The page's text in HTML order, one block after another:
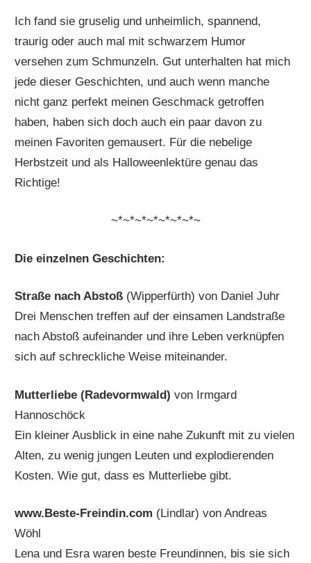
Ich fand sie gruselig und unheimlich, spannend,
traurig oder auch mal mit schwarzem Humor
versehen zum Schmunzeln. Gut unterhalten hat mich
jede dieser Geschichten, und auch wenn manche
nicht ganz perfekt meinen Geschmack getroffen
haben, haben sich doch auch ein paar davon zu
meinen Favoriten gemausert. Für die nebelige
Herbstzeit und als Halloweenlektüre genau das
Richtige!
~*~*~*~*~*~*~*~
Die einzelnen Geschichten:
Straße nach Abstoß (Wipperfürth) von Daniel Juhr
Drei Menschen treffen auf der einsamen Landstraße
nach Abstoß aufeinander und ihre Leben verknüpfen
sich auf schreckliche Weise miteinander.
Mutterliebe (Radevormwald)von Irmgard
Hannoschöck
Ein kleiner Ausblick in eine nahe Zukunft mit zu vielen
Alten, zu wenig jungen Leuten und explodierenden
Kosten. Wie gut, dass es Mutterliebe gibt.
www.Beste-Freindin.com (Lindlar) von Andreas
Wöhl
Lena und Esra waren beste Freundinnen, bis sie sich